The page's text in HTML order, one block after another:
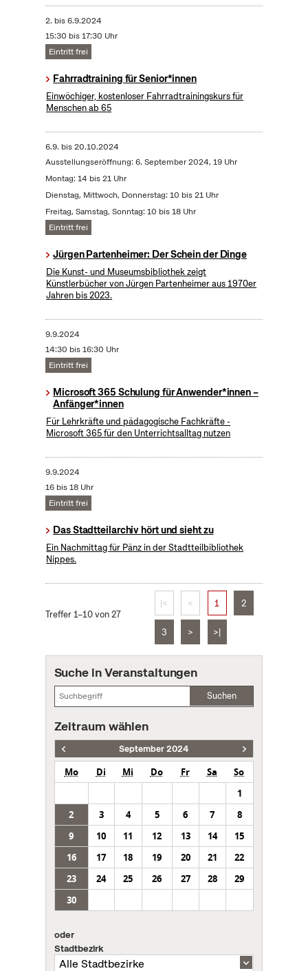
2. bis6.9.2024
15:30 bis 17:30 Uhr
Eintritt frei
Fahrradtraining für Senior*innen
Einwöchiger, kostenloser Fahrradtrainingskurs für
Menschen ab 65
6.9. bis20.10.2024
Ausstellungseröffnung: 6. September 2024, 19 Uhr
Montag: 14 bis 21 Uhr
Dienstag, Mittwoch, Donnerstag: 10 bis 21 Uhr
Freitag, Samstag, Sonntag: 10 bis 18 Uhr
Eintritt frei
Jürgen Partenheimer: Der Schein der Dinge
Die Kunst- und Museumsbibliothek zeigt
Künstlerbücher von Jürgen Partenheimer aus 1970er
Jahren bis 2023.
9.9.2024
14:30 bis 16:30 Uhr
Eintritt frei
Microsoft 365 Schulung für Anwender*innen –
Anfänger*innen
Für Lehrkräfte und pädagogische Fachkräfte -
Microsoft 365 für den Unterrichtsalltag nutzen
9.9.2024
16 bis 18 Uhr
Eintritt frei
Das Stadtteilarchiv hört und sieht zu
Ein Nachmittag für Pänz in der Stadtteilbibliothek
Nippes.
Treffer 1–10 von 27
|< < 1 2
3 > >|
Suche in Veranstaltungen
Suchen
Zeitraum wählen
September 2024
Mo Di Mi Do Fr Sa
So
1
2
3 4 5 6 7
8
9
10 11 12 13 14
15
16
17 18 19 20 21
22
23
24 25 26 27 28
29
30
oder
Stadtbezirk